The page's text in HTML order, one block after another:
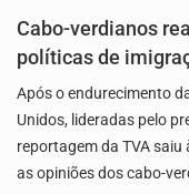
Cabo-verdianos
políticas de
Após o endurecimento
Unidos, lideradas pelo
reportagem da TVA
as opiniões dos cabo-